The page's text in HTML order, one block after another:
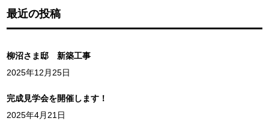
最近の投稿
柳沼さま邸 新築工事
2025年12月25日
完成見学会を開催します！
2025年4月21日